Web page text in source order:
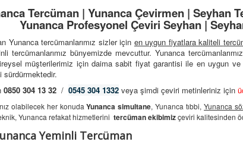
Tercüman | Yunanca Çevirmen | Seyhan
Yunanca Profesyonel Çeviri Seyhan |
Yunanca tercümanlarımız sizler için en uygun fiyatlara kaliteli
tercümanlarımız bünyemizde mevcuttur. Yunanca
müşterilerimiz için daima sabit fiyat garantisi ile en uygun
sürdürmektedir.
0850 304 13 32 / 0545 304 1332 veya şimdi çeviri metinleriniz için
olabilecek her konudaYunanca simultane, Yunanca tıbbi,Yunanca
Yunanca refakat hizmetlerini tercüman ekibimizçeviri kalitesinden
Yeminli Tercüman